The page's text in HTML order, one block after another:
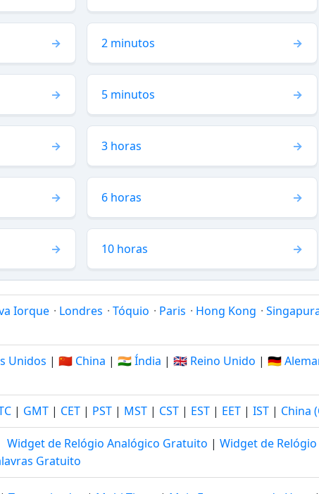
2 minutos
5 minutos
3 horas
6 horas
10 horas
Iorque · Londres · Tóquio · Paris · Hong Kong ·
Unidos | 🇨🇳 China | 🇮🇳 Índia | 🇬🇧 Reino Unido | 🇩🇪
| GMT | CET | PST | MST | CST | EST | EET | IST | China
Widget de Relógio Analógico Gratuito | Widget de
Gratuito